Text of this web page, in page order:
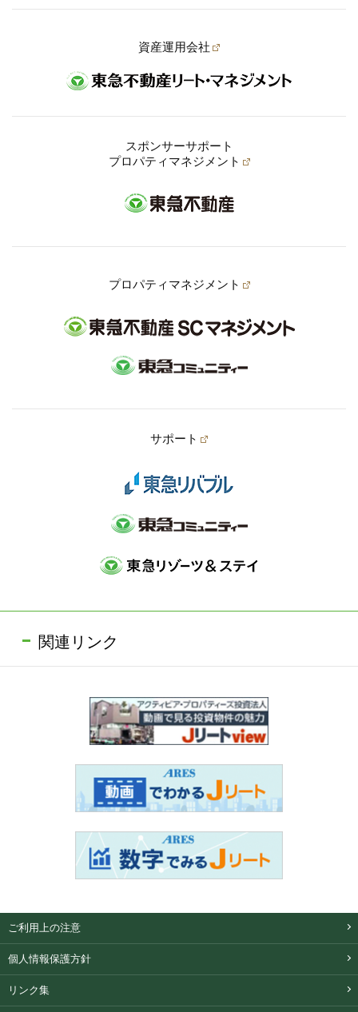
資産運用会社
スポンサーサポート
プロパティマネジメント
プロパティマネジメント
サポート
関連リンク
ご利用上の注意
個人情報保護方針
リンク集